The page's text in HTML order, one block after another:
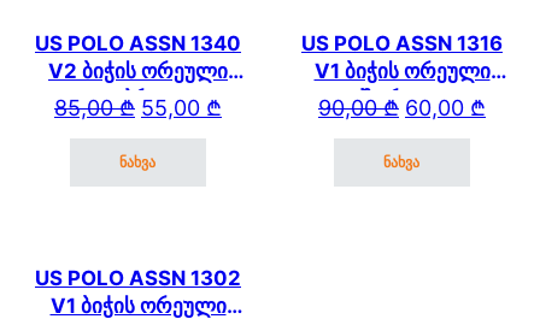
US POLO ASSN 1340
V2 ბიჭის ორეული
კაპრით
85,00₾ Original price was: 85,00 ₾.
55,00 ₾
Current price is: 55,00 ₾.
ნახვა
US POLO ASSN 1316
V1 ბიჭის ორეული
შორტით
90,00₾ Original price
60,00 ₾
Current price is:
ნახვა
US POLO ASSN 1302
V1 ბიჭის ორეული